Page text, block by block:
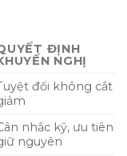
ĐỊNH
NGHỊ
đối không cắt
nhắc kỹ, ưu tiên
nguyên